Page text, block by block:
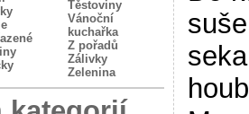
Těstoviny
Vánoční
kuchařka
Z pořadů
Zálivky
Zelenina